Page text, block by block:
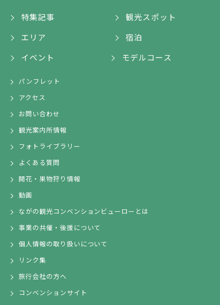
特集記事
観光スポット
エリア
宿泊
イベント
モデルコース
パンフレット
アクセス
お問い合わせ
観光案内所情報
フォトライブラリー
よくある質問
開花・果物狩り情報
動画
ながの観光コンベンションビューローとは
事業の共催・後援について
個人情報の取り扱いについて
リンク集
旅行会社の方へ
コンベンションサイト